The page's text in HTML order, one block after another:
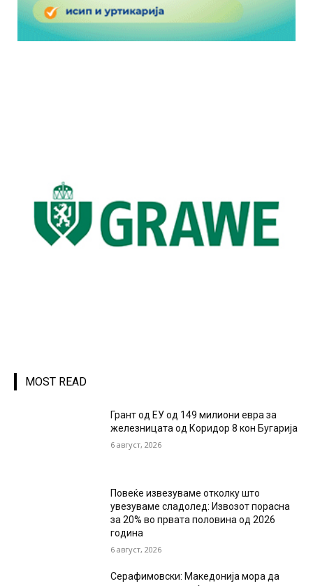
MOST READ
Грант од ЕУ од 149 милиони евра за
железницата од Коридор 8 кон Бугарија
6 август, 2026
Повеќе извезуваме отколку што
увезуваме сладолед: Извозот порасна
за 20% во првата половина од 2026
година
6 август, 2026
Серафимовски: Македонија мора да